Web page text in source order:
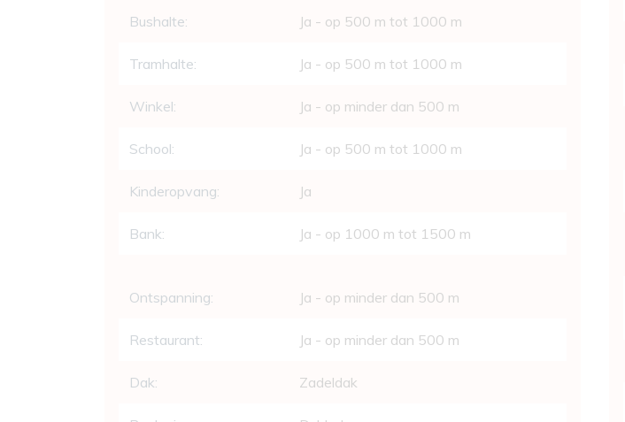
Bushalte: Ja - op 500 m tot 1000 m
Tramhalte: Ja - op 500 m tot 1000 m
Winkel: Ja - op minder dan 500 m
School: Ja - op 500 m tot 1000 m
Kinderopvang: Ja
Bank: Ja - op 1000 m tot 1500 m
Ontspanning: Ja - op minder dan 500 m
Restaurant: Ja - op minder dan 500 m
Dak: Zadeldak